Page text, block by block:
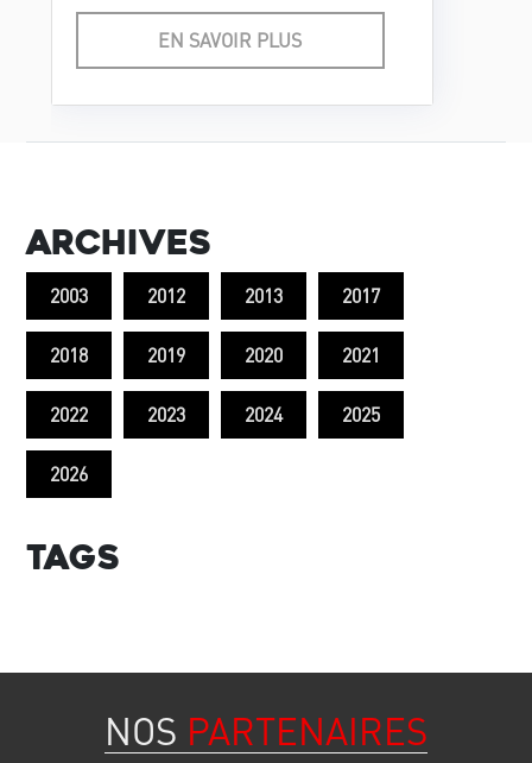
famille qui travaille de ses
mains et avec son coeur.
EN SAVOIR PLUS
Archives
2003 2012 2013 2017
2018 2019 2020 2021
2022 2023 2024 2025
2026
Tags
NOS PARTENAIRES